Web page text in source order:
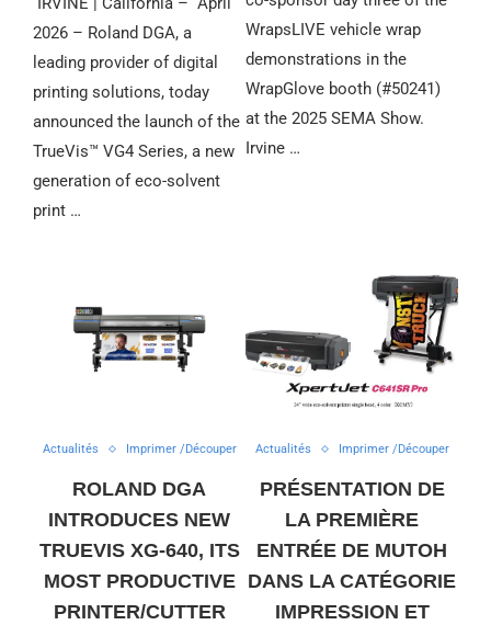
2026 – Roland DGA, a
leading provider of digital
printing solutions, today
announced the launch of the
TrueVis™ VG4 Series, a new
generation of eco-solvent
print …
WrapsLIVE vehicle wrap
demonstrations in the
WrapGlove booth (#50241)
at the 2025 SEMA Show.
Irvine …
Actualités Imprimer /Découper
ROLAND DGA
INTRODUCES NEW
TRUEVIS XG-640, ITS
MOST PRODUCTIVE
PRINTER/CUTTER
Actualités Imprimer /Découper
PRÉSENTATION DE
LA PREMIÈRE
ENTRÉE DE MUTOH
DANS LA CATÉGORIE
IMPRESSION ET